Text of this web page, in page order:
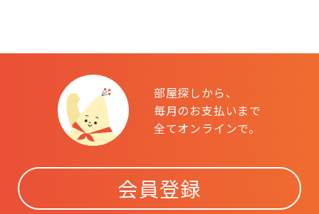
部屋探しから、
毎月のお支払いまで
全てオンラインで。
会員登録